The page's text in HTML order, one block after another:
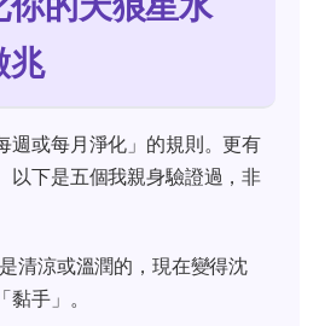
兆
週或每月淨化」的規則。更有
以下是五個我親身驗證過，非
清涼或溫潤的，現在變得沈
手」。